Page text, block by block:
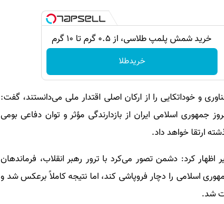
خرید شمش پلمپ طلاسی، از ۰.۵ گرم تا ۱۰ گرم
خریدطلا
و خوداتکایی را از ارکان اصلی اقتدار ملی می‌دانستند، گفت:
اسلامی ایران از بازدارندگی مؤثر و توان دفاعی بومی
ارتقا خواهد داد.
کرد: دشمن تصور می‌کرد با ترور رهبر انقلاب، فرماندهان
اسلامی را دچار فروپاشی کند، اما نتیجه کاملاً برعکس شد و
شد.